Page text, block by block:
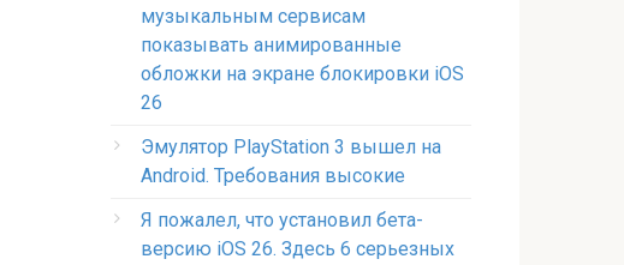
музыкальным сервисам
показывать анимированные
обложки на экране блокировки iOS
26
Эмулятор PlayStation 3 вышел на
Android. Требования высокие
Я пожалел, что установил бета-
версию iOS 26. Здесь 6 серьезных